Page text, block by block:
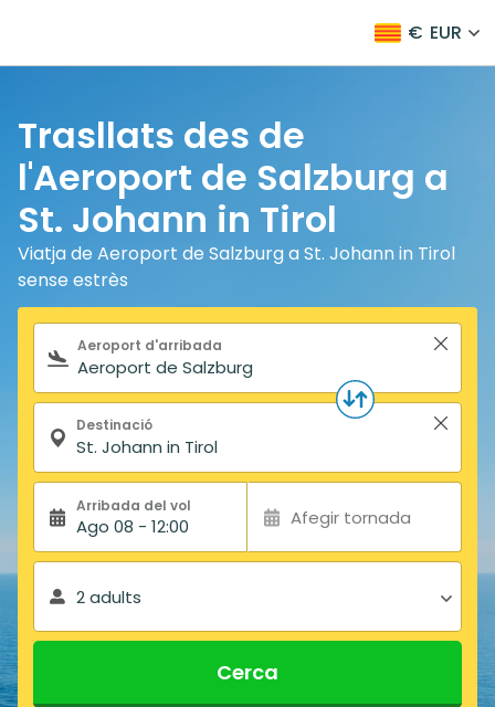
€ EUR
Trasllats des de
l'Aeroport de Salzburg a
St. Johann in Tirol
Viatja de Aeroport de Salzburg a St. Johann in Tirol
sense estrès
Formulari de cerca
Aeroport d'arribada
Destinació
Arribada del vol
Ago 08 - 12:00 Afegir tornada
2 adults
Cerca